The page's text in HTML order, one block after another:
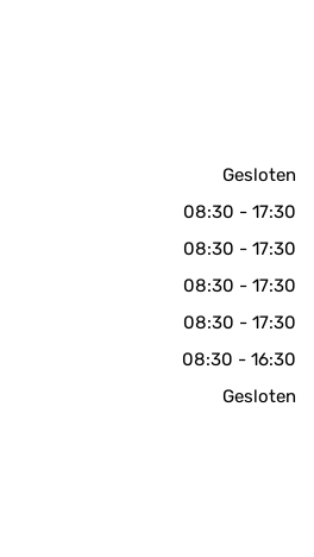
Gesloten
08:30 - 17:30
08:30 - 17:30
08:30 - 17:30
08:30 - 17:30
08:30 - 16:30
Gesloten